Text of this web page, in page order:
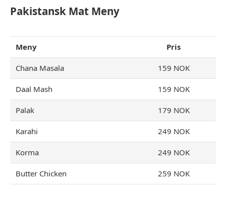
Pakistansk Mat Meny
Meny Pris
Chana Masala 159 NOK
Daal Mash 159 NOK
Palak 179 NOK
Karahi 249 NOK
Korma 249 NOK
Butter Chicken 259 NOK